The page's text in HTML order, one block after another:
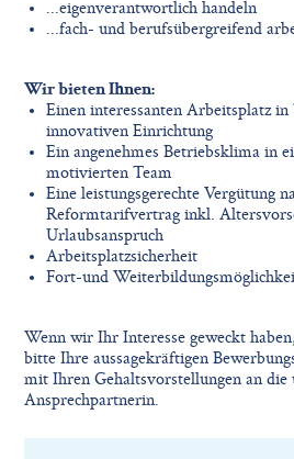
...eigenverantwortlich handeln
...fach- und berufsübergreifend
Wir bieten Ihnen:
Einen interessanten Arbeitsplatz
innovativen Einrichtung
Ein angenehmes Betriebsklima in
motivierten Team
Eine leistungsgerechte Vergütung
Reformtarifvertrag inkl.
Urlaubsanspruch
Arbeitsplatzsicherheit
Fort-und
Wenn wir Ihr Interesse geweckt
bitte Ihre aussagekräftigen
mit Ihren Gehaltsvorstellungen an die
Ansprechpartnerin.